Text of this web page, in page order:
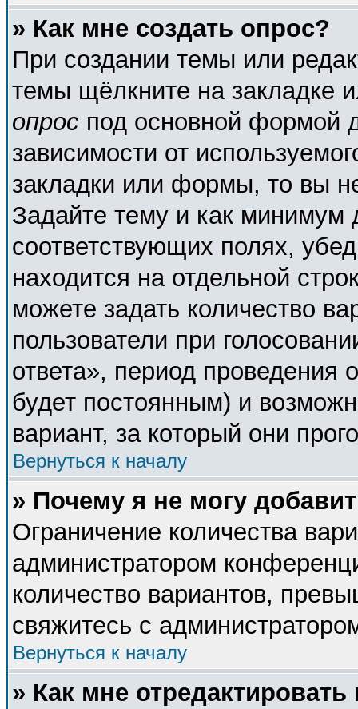
» Как мне создать опрос?
При создании темы или
темы щёлкните на закладке
опрос под основной формой
зависимости от
закладки или формы, то вы
Задайте тему и как минимум
соответствующих полях,
находится на отдельной
можете задать количество
пользователи при
ответа», период проведения
будет постоянным) и
вариант, за который они
Вернуться к началу
» Почему я не могу
Ограничение количества
администратором
количество вариантов,
свяжитесь с
Вернуться к началу
» Как мне